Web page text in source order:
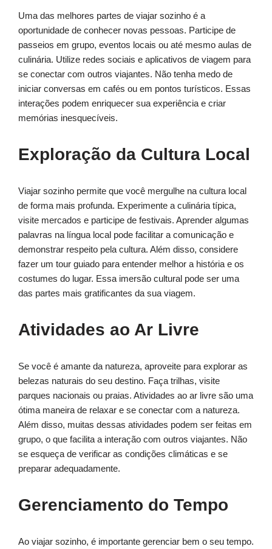
Uma das melhores partes de viajar sozinho é a
oportunidade de conhecer novas pessoas. Participe de
passeios em grupo, eventos locais ou até mesmo aulas de
culinária. Utilize redes sociais e aplicativos de viagem para
se conectar com outros viajantes. Não tenha medo de
iniciar conversas em cafés ou em pontos turísticos. Essas
interações podem enriquecer sua experiência e criar
memórias inesquecíveis.
Exploração da Cultura Local
Viajar sozinho permite que você mergulhe na cultura local
de forma mais profunda. Experimente a culinária típica,
visite mercados e participe de festivais. Aprender algumas
palavras na língua local pode facilitar a comunicação e
demonstrar respeito pela cultura. Além disso, considere
fazer um tour guiado para entender melhor a história e os
costumes do lugar. Essa imersão cultural pode ser uma
das partes mais gratificantes da sua viagem.
Atividades ao Ar Livre
Se você é amante da natureza, aproveite para explorar as
belezas naturais do seu destino. Faça trilhas, visite
parques nacionais ou praias. Atividades ao ar livre são uma
ótima maneira de relaxar e se conectar com a natureza.
Além disso, muitas dessas atividades podem ser feitas em
grupo, o que facilita a interação com outros viajantes. Não
se esqueça de verificar as condições climáticas e se
preparar adequadamente.
Gerenciamento do Tempo
Ao viajar sozinho, é importante gerenciar bem o seu tempo.